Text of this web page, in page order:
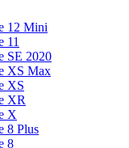
12 Mini
11
SE 2020
XS Max
XS
XR
X
8 Plus
8